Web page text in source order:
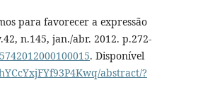
para favorecer a expressão
n.145, jan./abr. 2012. p.272-
. Disponível
abstract/?